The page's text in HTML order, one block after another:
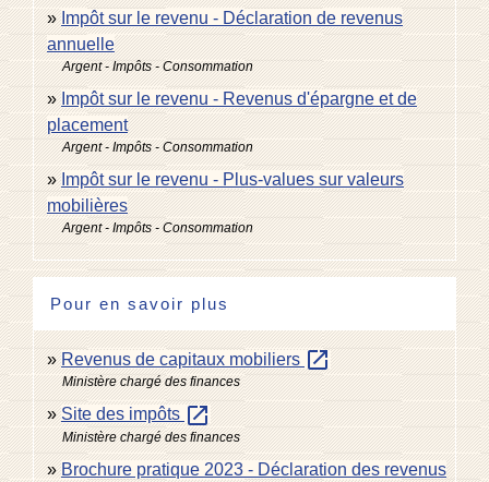
Impôt sur le revenu - Déclaration de revenus
annuelle
Argent - Impôts - Consommation
Impôt sur le revenu - Revenus d'épargne et de
placement
Argent - Impôts - Consommation
Impôt sur le revenu - Plus-values sur valeurs
mobilières
Argent - Impôts - Consommation
Pour en savoir plus
Revenus de capitaux mobiliers open_in_new
Ministère chargé des finances
Site des impôts open_in_new
Ministère chargé des finances
Brochure pratique 2023 - Déclaration des revenus